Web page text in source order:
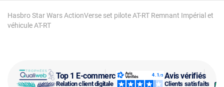
Top 1 E-commerce
Relation client digitale
Avis vérifiés
Clients satisfaits
Hasbro Star Wars ActionVerse set pilote AT-RT Remnant Impérial et
véhicule AT-RT